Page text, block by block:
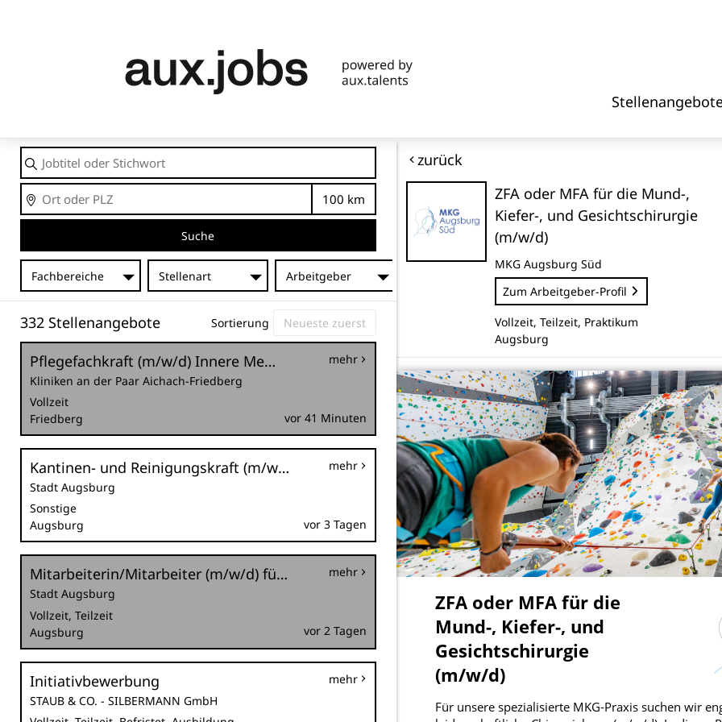
Jobtitel
oder
Stichwort
Ort
Entfernung
Suche
Fachbereiche Stellenart Arbeitgeber
332 Stellenangebote Sortierung
Pflegefachkraft (m/w/d) Innere Medizin
Kliniken an der Paar Aichach-Friedberg
Vollzeit
Friedberg
mehr
vor 41 Minuten
Kantinen- und Reinigungskraft (m/w/d) befristet als Krankheitsvertretung
Stadt Augsburg
Sonstige
Augsburg
mehr
vor 3 Tagen
Mitarbeiterin/Mitarbeiter (m/w/d) für den städtischen Ordnungsdienst im Außendienst für die Nachtschicht
Stadt Augsburg
Vollzeit, Teilzeit
Augsburg
mehr
vor 2 Tagen
Initiativbewerbung
STAUB & CO. - SILBERMANN GmbH
mehr
zurück
ZFA oder MFA für die Mund-,
Kiefer-, und Gesichtschirurgie
(m/w/d)
MKG Augsburg Süd
Zum Arbeitgeber-Profil
Vollzeit, Teilzeit, Praktikum
Augsburg